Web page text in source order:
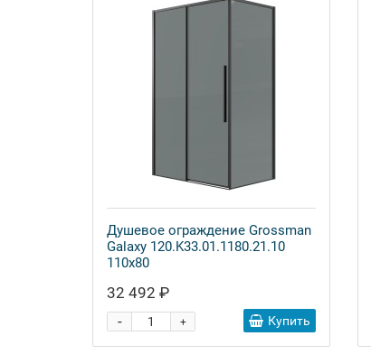
Душевое ограждение Grossman
Galaxy 120.K33.01.1180.21.10
110x80
32 492 ₽
+
- Купить